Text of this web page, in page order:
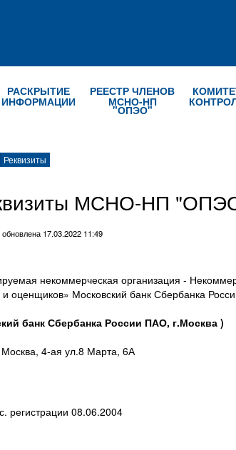
РАСКРЫТИЕ
ИНФОРМАЦИИ
РЕЕСТР ЧЛЕНОВ
МСНО-НП
"ОПЭО"
Реквизиты
МСНО-НП
17.03.2022 11:49
некоммерческая организация -
оценщиков» Московский банк Сбербанка
банк Сбербанка России ПАО, г.Москва )
Москва, 4-ая ул.8 Марта, 6А
регистрации 08.06.2004